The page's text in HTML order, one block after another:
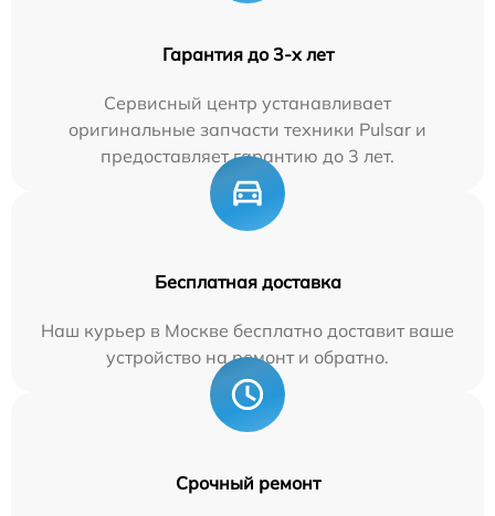
Гарантия до 3-х лет
Сервисный центр устанавливает
оригинальные запчасти техники Pulsar и
предоставляет гарантию до 3 лет.
Бесплатная доставка
Наш курьер в Москве бесплатно доставит ваше
устройство на ремонт и обратно.
Срочный ремонт